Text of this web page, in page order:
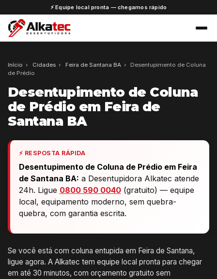
⚡ Equipe local pronta — chegamos rápido
Início › Cidades › Feira de Santana BA ›
Desentupimento de Coluna
de Prédio
Desentupimento de Coluna
de Prédio em Feira de
Santana BA
⚡ RESPOSTA RÁPIDA
Desentupimento de Coluna de Prédio em Feira
de Santana BA: a Desentupidora Alkatec atende
24h. Ligue 0800 590 0040(gratuito) — equipe
local, equipamento moderno, sem quebra-
quebra, com garantia escrita.
Se você está com coluna entupida em Feira de Santana,
ligue agora. A Alkatec tem equipe local pronta para chegar
em até 30 minutos, com orçamento gratuito sem